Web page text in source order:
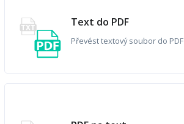
Text do PDF
Převést textový soubor do PDF